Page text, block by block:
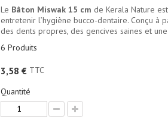
Le Bâton Miswak 15 cm de Kerala Nature
entretenir l’hygiène bucco-dentaire. Conçu à
des dents propres, des gencives saines et
6 Produits
3,58 € TTC
Quantité